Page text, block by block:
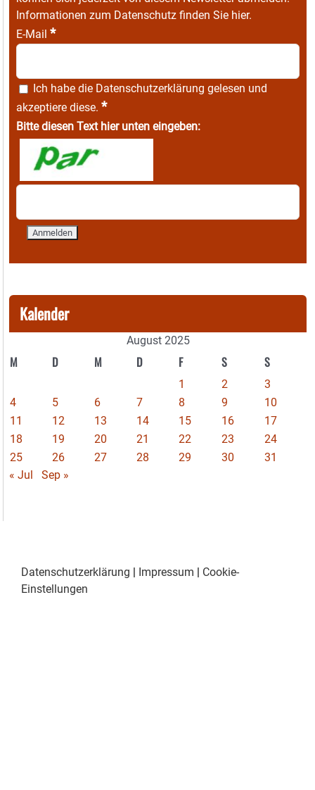
Informationen zum Datenschutz finden Sie hier.
E-Mail *
Ich habe die Datenschutzerklärung gelesen und
akzeptiere diese. *
Bitte diesen Text hier unten eingeben:
Kalender
August 2025
M D M D F S S
1 2
3
4
5 6 7 8 9
10
11
12 13 14 15 16
17
18
19 20 21 22 23
24
25
26 27 28 29 30
31
« Jul
Sep »
Datenschutzerklärung | Impressum | Cookie-
Einstellungen